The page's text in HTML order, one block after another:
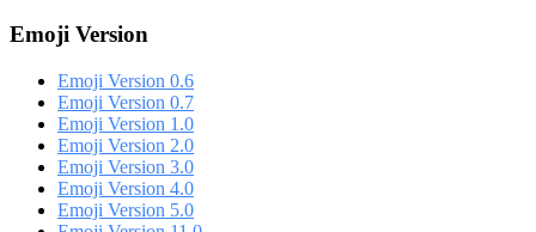
Emoji Version
Emoji Version 0.6
Emoji Version 0.7
Emoji Version 1.0
Emoji Version 2.0
Emoji Version 3.0
Emoji Version 4.0
Emoji Version 5.0